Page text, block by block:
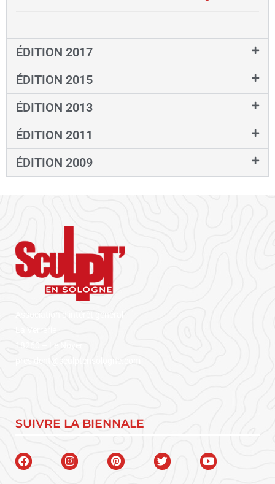
ÉDITION 2017
ÉDITION 2015
ÉDITION 2013
ÉDITION 2011
ÉDITION 2009
SUIVRE LA BIENNALE